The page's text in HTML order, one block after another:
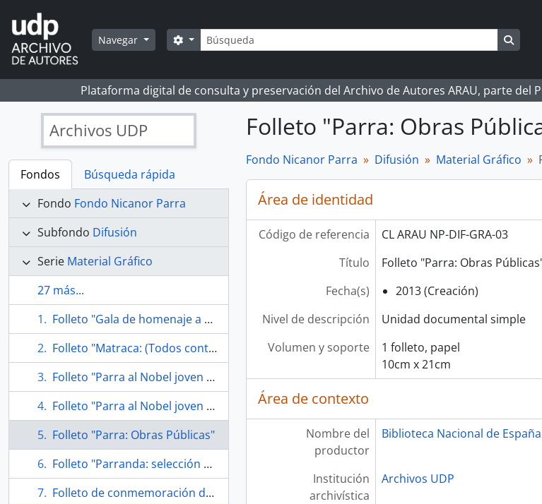
Skip to main content
Navegar Búsqueda
Search options
Plataforma digital de consulta y preservación del Archivo de Autores ARAU, parte del
Archivos UDP
Fondos
Búsqueda rápida
Fondo Fondo Nicanor Parra
Subfondo Difusión
Serie Material Gráfico
27 más...
Folleto "Gala de homenaje a Nicanor Parra Teatro de la Universidad de Chile"
Folleto "Matraca: (Todos contra Parra)"
Folleto "Parra al Nobel joven Chile"
Folleto "Parra al Nobel joven Chile" con sobre
Folleto "Parra: Obras Públicas"
Folleto "Parranda: selección de textos de Nicanor Parra hecha por bufones"
Folleto de conmemoración de los 110 años del nacimiento de Nicanor Parra
Folleto "Parra: Obras
Fondo Nicanor Parra Difusión Material Gráfico
Área de identidad
Código de referencia
CL ARAU NP-DIF-GRA-03
Título
Folleto "Parra: Obras
Fecha(s)
2013 (Creación)
Nivel de descripción
Unidad documental simple
Volumen y soporte
1 folleto, papel
10cm x 21cm
Área de contexto
Nombre del
productor
Biblioteca Nacional de España
Institución
archivística
Archivos UDP